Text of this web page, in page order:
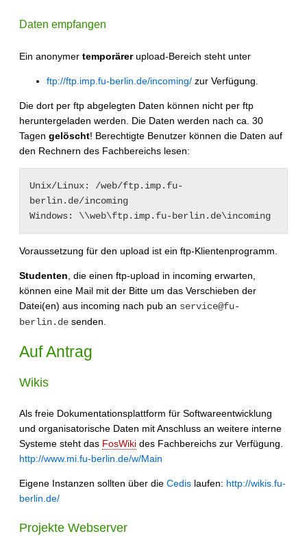
Daten empfangen
Ein anonymer temporärerupload-Bereich steht unter
ftp://ftp.imp.fu-berlin.de/incoming/ zur Verfügung.
Die dort per ftp abgelegten Daten können nicht per ftp
heruntergeladen werden. Die Daten werden nach ca. 30
Tagen gelöscht! Berechtigte Benutzer können die Daten auf
den Rechnern des Fachbereichs lesen:
Unix/Linux: /web/ftp.imp.fu-
berlin.de/incoming
Voraussetzung für den upload ist ein ftp-Klientenprogramm.
Studenten, die einen ftp-upload in incoming erwarten,
können eine Mail mit der Bitte um das Verschieben der
Datei(en) aus incoming nach pub an service@fu-
berlin.de senden.
Auf Antrag
Wikis
Als freie Dokumentationsplattform für Softwareentwicklung
und organisatorische Daten mit Anschluss an weitere interne
Systeme steht das FosWiki des Fachbereichs zur Verfügung.
http://www.mi.fu-berlin.de/w/Main
Eigene Instanzen sollten über die Cedis laufen: http://wikis.fu-
berlin.de/
Projekte Webserver